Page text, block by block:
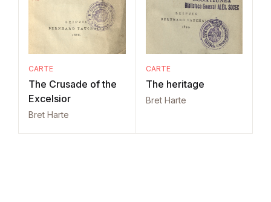
CARTE
The Crusade of the
Excelsior
Bret Harte
CARTE
The heritage
Bret Harte